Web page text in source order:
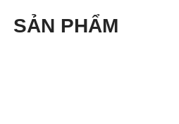
SẢN PHẨM